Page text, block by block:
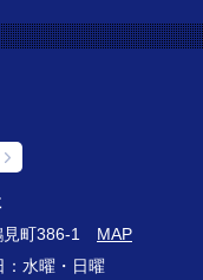
見町386-1
MAP
水曜・日曜